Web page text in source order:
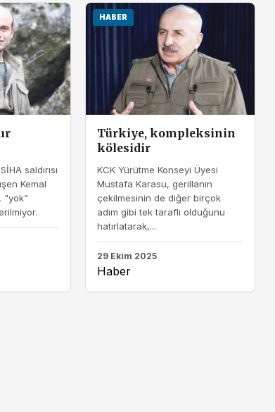
saldırısı
Kemal
"yok”
HABER
Türkiye, kompleksinin
kölesidir
KCK Yürütme Konseyi Üyesi
Mustafa Karasu, gerillanın
çekilmesinin de diğer birçok
adım gibi tek taraflı olduğunu
hatırlatarak,...
29 Ekim 2025
Haber